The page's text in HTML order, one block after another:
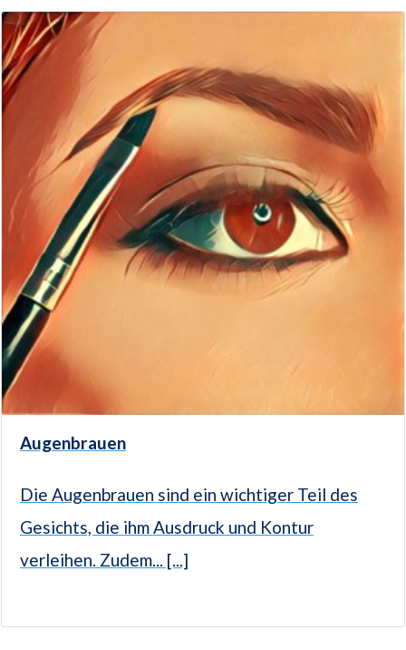
Augenbrauen
Die Augenbrauen sind ein wichtiger Teil des
Gesichts, die ihm Ausdruck und Kontur
verleihen. Zudem... [...]